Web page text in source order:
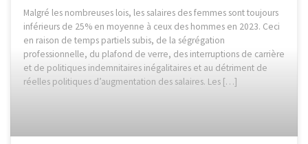
Malgré les nombreuses lois, les salaires des femmes sont toujours
inférieurs de 25% en moyenne à ceux des hommes en 2023. Ceci
en raison de temps partiels subis, de la ségrégation
professionnelle, du plafond de verre, des interruptions de carrière
et de politiques indemnitaires inégalitaires et au détriment de
réelles politiques d’augmentation des salaires. Les […]